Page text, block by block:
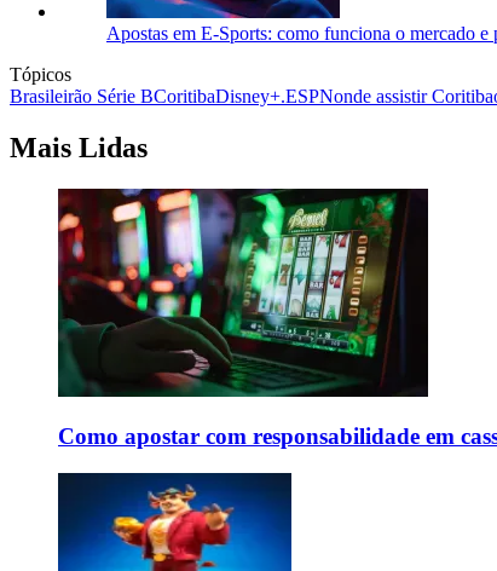
Apostas em E-Sports: como funciona o mercado e
Tópicos
Brasileirão Série BCoritibaDisney+.ESPNonde assistir Coritiba
Mais Lidas
Como apostar com responsabilidade em